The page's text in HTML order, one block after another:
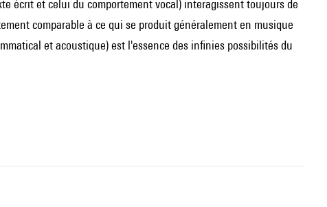
écrit et celui du comportement vocal) interagissent toujours de
comparable à ce qui se produit généralement en musique
et acoustique) est l'essence des infinies possibilités du